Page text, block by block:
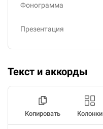
Фонограмма
Презентация
Текст и аккорды
Копировать Колонки